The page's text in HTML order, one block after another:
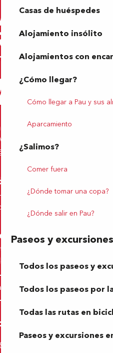
Casas de huéspedes
Alojamiento insólito
Alojamientos con
¿Cómo llegar?
Cómo llegar a Pau y sus
Aparcamiento
¿Salimos?
Comer fuera
¿Dónde tomar una copa?
¿Dónde salir en Pau?
Paseos y excursiones
Todos los paseos y
Todos los paseos por
Todas las rutas en
Paseos y excursiones
contacto
Pau
- 64000 Pau
Lescar
64230 Lescar
ofertas y noticias por
ahora
aquí